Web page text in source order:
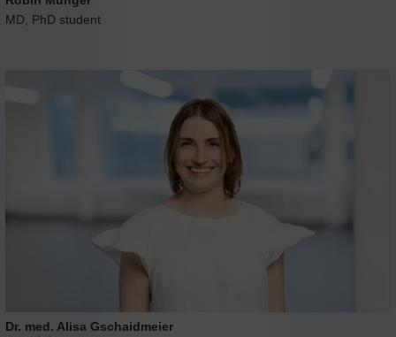
MD, PhD student
Dr. med. Alisa Gschaidmeier